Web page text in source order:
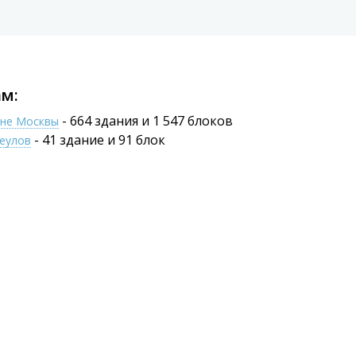
Москвы - 664 здания и 1 547 блоков
- 41 здание и 91 блок